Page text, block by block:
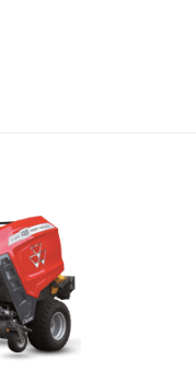
Yaklaşık
Ağırlık (kg)
3.000 - 3.200